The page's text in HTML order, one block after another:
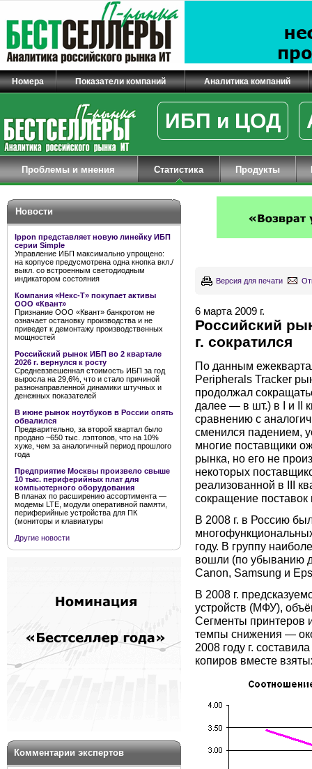
Номера Показатели компаний Аналитика компаний
ИБП и ЦОД
Проблемы и мнения Статистика Продукты
Новости
Ippon представляет новую линейку ИБП
серии Simple
Управление ИБП максимально упрощено:
на корпусе предусмотрена одна кнопка вкл./
выкл. со встроенным светодиодным
индикатором состояния
Компания «Некс-Т» покупает активы
ООО «Квант»
Признание ООО «Квант» банкротом не
означает остановку производства и не
приведет к демонтажу производственных
мощностей
Российский рынок ИБП во 2 квартале
2026 г. вернулся к росту
Средневзвешенная стоимость ИБП за год
выросла на 29,6%, что и стало причиной
разнонаправленной динамики штучных и
денежных показателей
В июне рынок ноутбуков в России опять
обвалился
Предварительно, за второй квартал было
продано ~650 тыс. лэптопов, что на 10%
хуже, чем за аналогичный период прошлого
года
Предприятие Москвы произвело свыше
10 тыс. периферийных плат для
компьютерного оборудования
В планах по расширению ассортимента —
модемы LTE, модули оперативной памяти,
периферийные устройства для ПК
(мониторы и клавиатуры
Другие новости
Комментарии экспертов
Версия для печати
6 марта 2009 г.
Российский
г. сократился
По данным
Peripherals Tracker
продолжал
далее — в шт.) в I и II
сравнению с
сменился падением,
многие поставщики
рынка, но его не
некоторых
реализованной в III
сокращение поставок
В 2008 г. в Россию
году. В группу
вошли (по убыванию
Canon, Samsung и
В 2008 г.
устройств (МФУ),
Сегменты принтеров
темпы снижения —
2008 году г.
копиров вместе